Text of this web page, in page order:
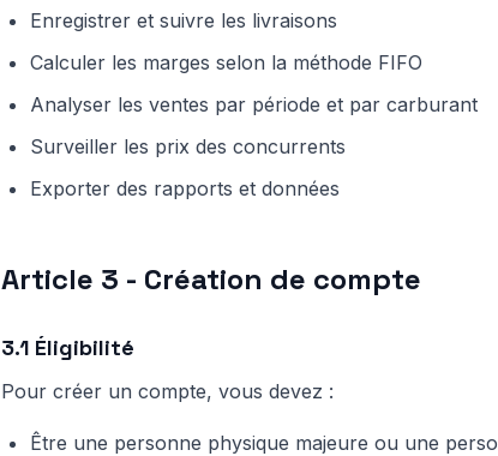
Enregistrer et suivre les livraisons
Calculer les marges selon la méthode FIFO
Analyser les ventes par période et par carburant
Surveiller les prix des concurrents
Exporter des rapports et données
Article 3 - Création de compte
3.1 Éligibilité
Pour créer un compte, vous devez :
Être une personne physique majeure ou une